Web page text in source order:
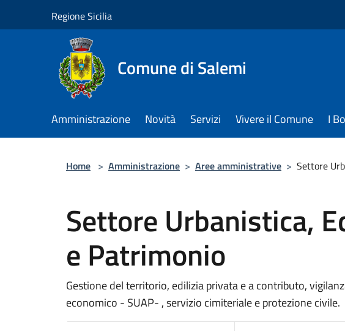
Regione Sicilia
Comune di Salemi
Amministrazione Novità Servizi Vivere il Comune I
Home > Amministrazione > Aree amministrative > Settore
Settore Urbanistica,
e Patrimonio
Gestione del territorio, edilizia privata e a contributo,
economico - SUAP- , servizio cimiteriale e protezione civile.